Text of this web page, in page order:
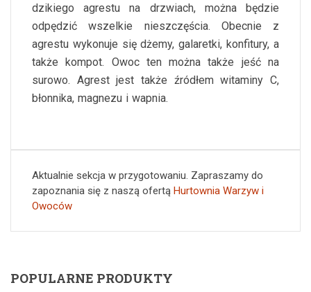
dzikiego agrestu na drzwiach, można będzie
odpędzić wszelkie nieszczęścia. Obecnie z
agrestu wykonuje się dżemy, galaretki, konfitury, a
także kompot. Owoc ten można także jeść na
surowo. Agrest jest także źródłem witaminy C,
błonnika, magnezu i wapnia.
Aktualnie sekcja w przygotowaniu. Zapraszamy do
zapoznania się z naszą ofertą Hurtownia Warzyw i
Owoców
POPULARNE PRODUKTY